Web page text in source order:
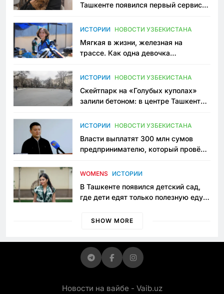
Ташкенте появился первый сервис
ИСТОРИИ НОВОСТИ УЗБЕКИСТАНА
Мягкая в жизни, железная на
трассе. Как одна девочка
Узбекистане
ИСТОРИИ НОВОСТИ УЗБЕКИСТАНА
Скейтпарк на «Голубых куполах»
залили бетоном: в центре Ташкента
пространство
ИСТОРИИ НОВОСТИ УЗБЕКИСТАНА
Власти выплатят 300 млн сумов
предпринимателю, который провёл
приговору
WOMENS ИСТОРИИ
В Ташкенте появился детский сад,
где дети едят только полезную еду.
просить «кашу без сахара»
SHOW MORE
Новости на вайбе - Vaib.uz